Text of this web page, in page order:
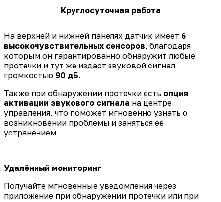
Круглосуточная работа
На верхней и нижней панелях датчик имеет 6
высокочувствительных сенсоров, благодаря
которым он гарантированно обнаружит любые
протечки и тут же издаст звуковой сигнал
громкостью 90 дБ.
Также при обнаружении протечки есть опция
активации звукового сигнала на центре
управления, что поможет мгновенно узнать о
возникновении проблемы и заняться её
устранением.
Удалённый мониторинг
Получайте мгновенные уведомления через
приложение при обнаружении протечки или при